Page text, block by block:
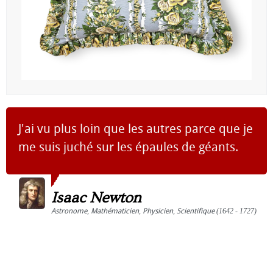
J'ai vu plus loin que les autres parce que je
me suis juché sur les épaules de géants.
Isaac Newton
Astronome, Mathématicien, Physicien, Scientifique(1642 - 1727)